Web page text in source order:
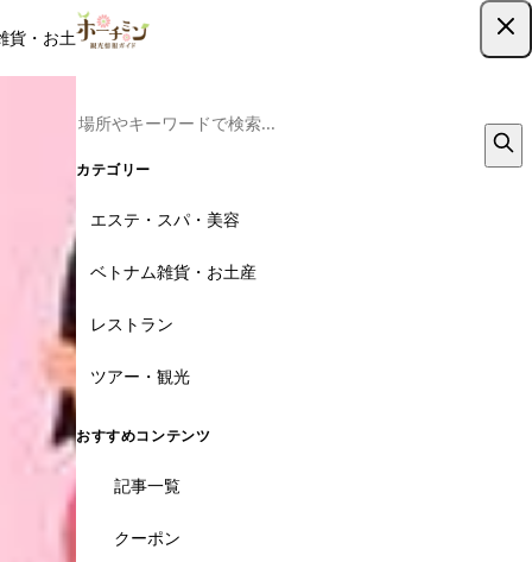
貨・お土産レストラン
カテゴリー
エステ・スパ・美容
ベトナム雑貨・お土産
レストラン
ツアー・観光
おすすめコンテンツ
記事一覧
クーポン